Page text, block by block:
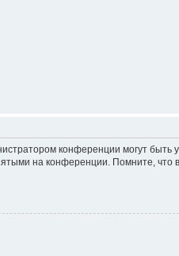
конференции могут быть
на конференции. Помните, что